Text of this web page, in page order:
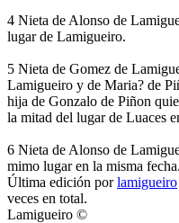
4 Nieta de Alonso de
lugar de Lamigueiro.
5 Nieta de Gomez de
Lamigueiro y de Maria? de
hija de Gonzalo de Piñon
la mitad del lugar de Luaces
6 Nieta de Alonso de
mimo lugar en la misma fecha.
Última edición porlamigueiro
veces en total.
Lamigueiro ©